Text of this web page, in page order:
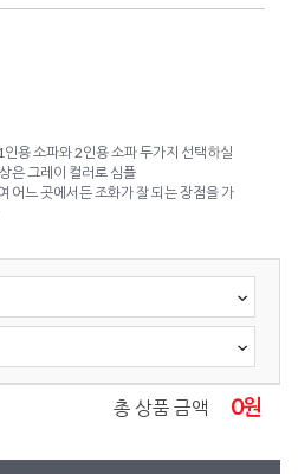
용 소파와 2인용 소파 두가지 선택하실
은 그레이 컬러로 심플
어느 곳에서든 조화가 잘 되는 장점을 가
총 상품 금액 0원